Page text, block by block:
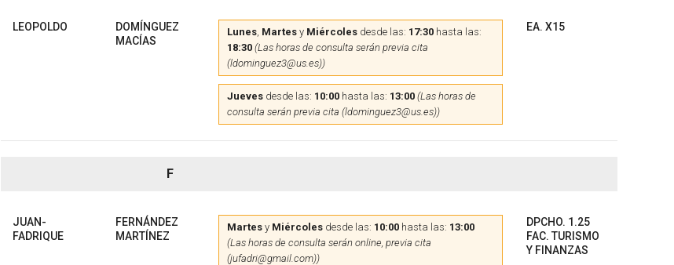
LEOPOLDO
DOMÍNGUEZ
MACÍAS
Lunes, Martesy Miércolesdesde las: 17:30hasta las:
18:30 (Las horas de consulta serán previa cita
(ldominguez3@us.es))
Juevesdesde las: 10:00hasta las: 13:00 (Las horas de
consulta serán previa cita (ldominguez3@us.es))
EA. X15
F
JUAN-
FADRIQUE
FERNÁNDEZ
MARTÍNEZ
Martesy Miércolesdesde las: 10:00hasta las: 13:00
(Las horas de consulta serán online, previa cita
(jufadri@gmail.com))
DPCHO. 1.25
FAC. TURISMO
Y FINANZAS